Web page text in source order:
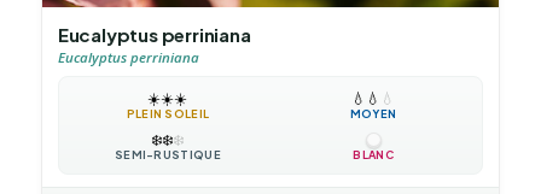
Eucalyptus perriniana
Eucalyptus perriniana
☀️☀️☀️
PLEIN SOLEIL
💧 💧 💧
MOYEN
❄️❄️❄️
SEMI-RUSTIQUE BLANC